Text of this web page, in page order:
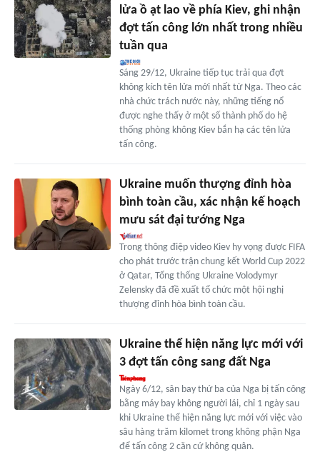
lửa ồ ạt lao về phía Kiev, ghi nhận
đợt tấn công lớn nhất trong nhiều
tuần qua
Sáng 29/12, Ukraine tiếp tục trải qua đợt
không kích tên lửa mới nhất từ Nga. Theo các
nhà chức trách nước này, những tiếng nổ
được nghe thấy ở một số thành phố do hệ
thống phòng không Kiev bắn hạ các tên lửa
tấn công.
Ukraine muốn thượng đỉnh hòa
bình toàn cầu, xác nhận kế hoạch
mưu sát đại tướng Nga
Trong thông điệp video Kiev hy vọng được FIFA
cho phát trước trận chung kết World Cup 2022
ở Qatar, Tổng thống Ukraine Volodymyr
Zelensky đã đề xuất tổ chức một hội nghị
thượng đỉnh hòa bình toàn cầu.
Ukraine thể hiện năng lực mới với
3 đợt tấn công sang đất Nga
Ngày 6/12, sân bay thứ ba của Nga bị tấn công
bằng máy bay không người lái, chỉ 1 ngày sau
khi Ukraine thể hiện năng lực mới với việc vào
sâu hàng trăm kilomet trong không phận Nga
để tấn công 2 căn cứ không quân.